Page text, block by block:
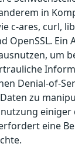
in
c-ares, curl,
OpenSSL. Ein
um
Denial-of-
zu
einiger
eine